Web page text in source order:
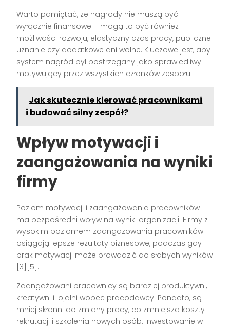
Warto pamiętać, że nagrody nie muszą być
wyłącznie finansowe – mogą to być również
możliwości rozwoju, elastyczny czas pracy, publiczne
uznanie czy dodatkowe dni wolne. Kluczowe jest, aby
system nagród był postrzegany jako sprawiedliwy i
motywujący przez wszystkich członków zespołu.
Jak skutecznie kierować pracownikami
i budować silny zespół?
Wpływ motywacji i
zaangażowania na wyniki
firmy
Poziom motywacji i zaangażowania pracowników
ma bezpośredni wpływ na wyniki organizacji. Firmy z
wysokim poziomem zaangażowania pracowników
osiągają lepsze rezultaty biznesowe, podczas gdy
brak motywacji może prowadzić do słabych wyników
[3][5].
Zaangażowani pracownicy są bardziej produktywni,
kreatywni i lojalni wobec pracodawcy. Ponadto, są
mniej skłonni do zmiany pracy, co zmniejsza koszty
rekrutacji i szkolenia nowych osób. Inwestowanie w